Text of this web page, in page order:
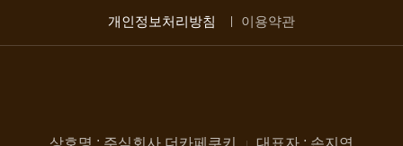
개인정보처리방침 이용약관